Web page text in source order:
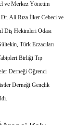
ve Merkez Yönetim
Ali Rıza İlker Cebeci ve
Diş Hekimleri Odası
Türk Eczacıları
Birliği Tıp
Derneği Öğrenci
Derneği Gençlik